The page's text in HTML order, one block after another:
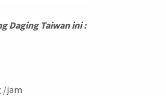
Daging Taiwan ini :
/jam